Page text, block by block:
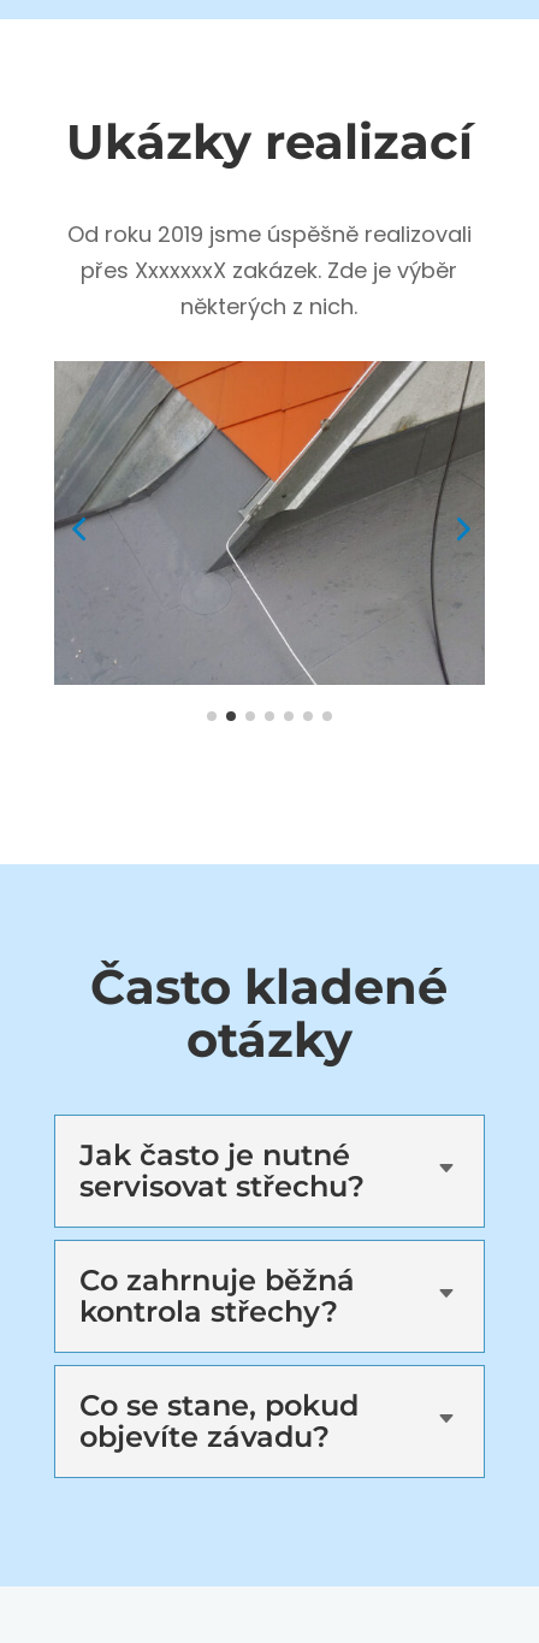
Ukázky realizací
Od roku 2019 jsme úspěšně realizovali
přes XxxxxxxX zakázek. Zde je výběr
některých z nich.
Často kladené
otázky
Jak často je nutné
servisovat střechu?
C
Co zahrnuje běžná
kontrola střechy?
C
Co se stane, pokud
objevíte závadu?
C